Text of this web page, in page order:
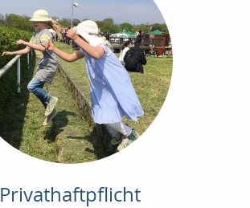
Privathaftpflicht